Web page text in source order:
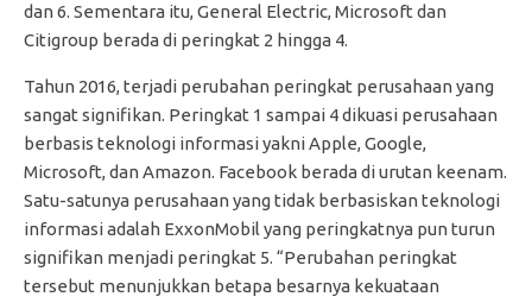
dan 6. Sementara itu, General Electric, Microsoft dan
Citigroup berada di peringkat 2 hingga 4.
Tahun 2016, terjadi perubahan peringkat perusahaan yang
sangat signifikan. Peringkat 1 sampai 4 dikuasi perusahaan
berbasis teknologi informasi yakni Apple, Google,
Microsoft, dan Amazon. Facebook berada di urutan keenam.
Satu-satunya perusahaan yang tidak berbasiskan teknologi
informasi adalah ExxonMobil yang peringkatnya pun turun
signifikan menjadi peringkat 5. “Perubahan peringkat
tersebut menunjukkan betapa besarnya kekuataan